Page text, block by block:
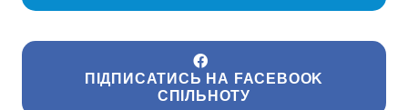
ПІДПИСАТИСЬ НА FACEBOOK
СПІЛЬНОТУ